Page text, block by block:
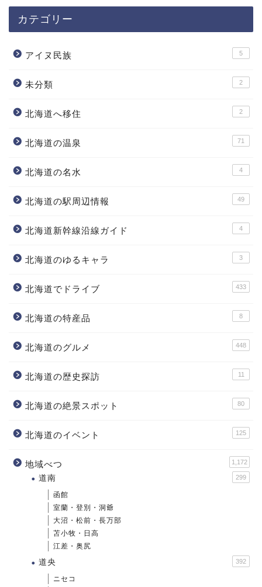
カテゴリー
アイヌ民族 5
未分類 2
北海道へ移住 2
北海道の温泉 71
北海道の名水 4
北海道の駅周辺情報 49
北海道新幹線沿線ガイド 4
北海道のゆるキャラ 3
北海道でドライブ 433
北海道の特産品 8
北海道のグルメ 448
北海道の歴史探訪 11
北海道の絶景スポット 80
北海道のイベント 125
地域べつ 1,172
道南 299
函館
室蘭・登別・洞爺
大沼・松前・長万部
苫小牧・日高
江差・奥尻
道央 392
ニセコ